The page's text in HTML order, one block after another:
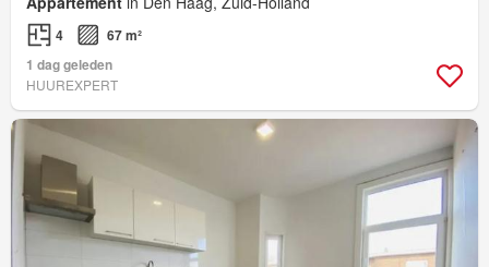
4
67 m²
1 dag geleden
HUUREXPERT